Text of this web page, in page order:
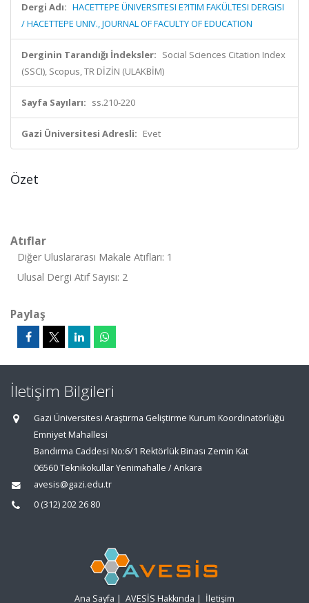
Dergi Adı: HACETTEPE ÜNIVERSITESI E?ITIM FAKÜLTESI DERGISI
/ HACETTEPE UNIV., JOURNAL OF FACULTY OF EDUCATION
Derginin Tarandığı İndeksler: Social Sciences Citation Index
(SSCI), Scopus, TR DİZİN (ULAKBİM)
Sayfa Sayıları: ss.210-220
Gazi Üniversitesi Adresli: Evet
Özet
Atıflar
Diğer Uluslararası Makale Atıfları: 1
Ulusal Dergi Atıf Sayısı: 2
Paylaş
İletişim Bilgileri
Gazi Üniversitesi Araştırma Geliştirme Kurum Koordinatörlüğü
Emniyet Mahallesi
Bandırma Caddesi No:6/1 Rektörlük Binası Zemin Kat
06560 Teknikokullar Yenimahalle / Ankara
avesis@gazi.edu.tr
0 (312) 202 26 80
Ana Sayfa | AVESİS Hakkında | İletişim